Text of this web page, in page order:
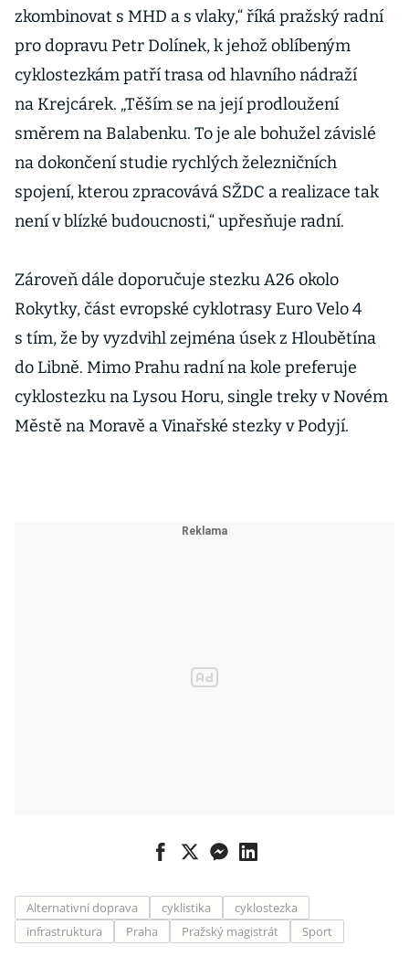
zkombinovat s MHD a s vlaky,“ říká pražský radní
pro dopravu Petr Dolínek, k jehož oblíbeným
cyklostezkám patří trasa od hlavního nádraží
na Krejcárek. „Těším se na její prodloužení
směrem na Balabenku. To je ale bohužel závislé
na dokončení studie rychlých železničních
spojení, kterou zpracovává SŽDC a realizace tak
není v blízké budoucnosti,“ upřesňuje radní.
Zároveň dále doporučuje stezku A26 okolo
Rokytky, část evropské cyklotrasy Euro Velo 4
s tím, že by vyzdvihl zejména úsek z Hloubětína
do Libně. Mimo Prahu radní na kole preferuje
cyklostezku na Lysou Horu, single treky v Novém
Městě na Moravě a Vinařské stezky v Podyjí.
Alternativní doprava cyklistika
cyklostezka
infrastruktura
Praha Pražský magistrát Sport